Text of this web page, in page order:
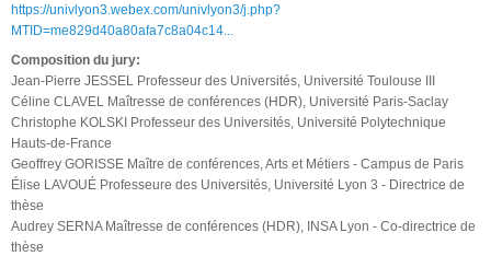
https://univlyon3.webex.com/univlyon3/j.php?
MTID=me829d40a80afa7c8a04c14...
Composition du jury:
Jean-Pierre JESSEL Professeur des Universités, Université Toulouse III
Céline CLAVEL Maîtresse de conférences (HDR), Université Paris-Saclay
Christophe KOLSKI Professeur des Universités, Université Polytechnique
Hauts-de-France
Geoffrey GORISSE Maître de conférences, Arts et Métiers - Campus de Paris
Élise LAVOUÉ Professeure des Universités, Université Lyon 3 - Directrice de
thèse
Audrey SERNA Maîtresse de conférences (HDR), INSA Lyon - Co-directrice de
thèse